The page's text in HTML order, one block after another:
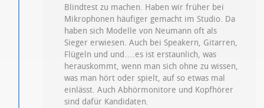
Blindtest zu machen. Haben wir früher bei
Mikrophonen häufiger gemacht im Studio. Da
haben sich Modelle von Neumann oft als
Sieger erwiesen. Auch bei Speakern, Gitarren,
Flügeln und und….es ist erstaunlich, was
herauskommt, wenn man sich ohne zu wissen,
was man hört oder spielt, auf so etwas mal
einlässt. Auch Abhörmonitore und Kopfhörer
sind dafür Kandidaten.